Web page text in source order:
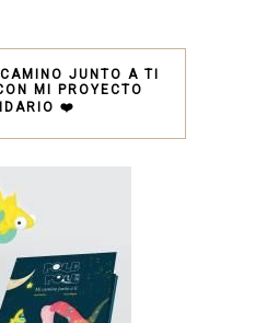
JUNTO A TI
MI PROYECTO
❤️